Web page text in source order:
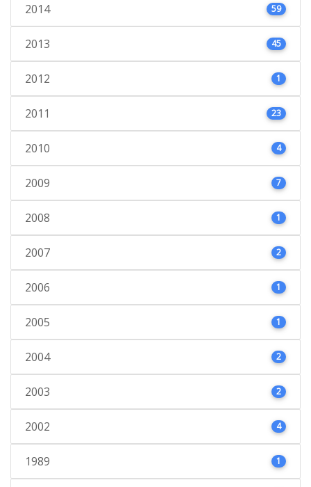
2014 59
2013 45
2012 1
2011 23
2010 4
2009 7
2008 1
2007 2
2006 1
2005 1
2004 2
2003 2
2002 4
1989 1